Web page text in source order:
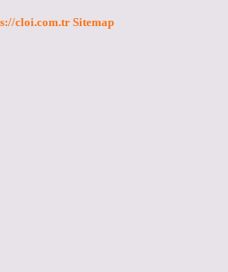
cloi.com.tr Sitemap